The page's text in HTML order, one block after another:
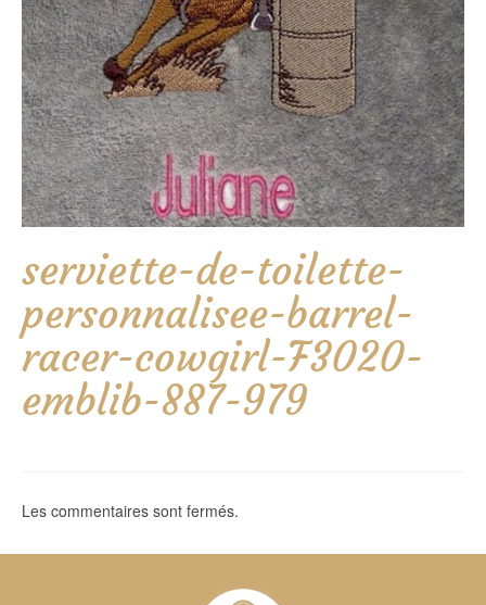
serviette-de-toilette-
personnalisee-barrel-
racer-cowgirl-F3020-
emblib-887-979
Les commentaires sont fermés.